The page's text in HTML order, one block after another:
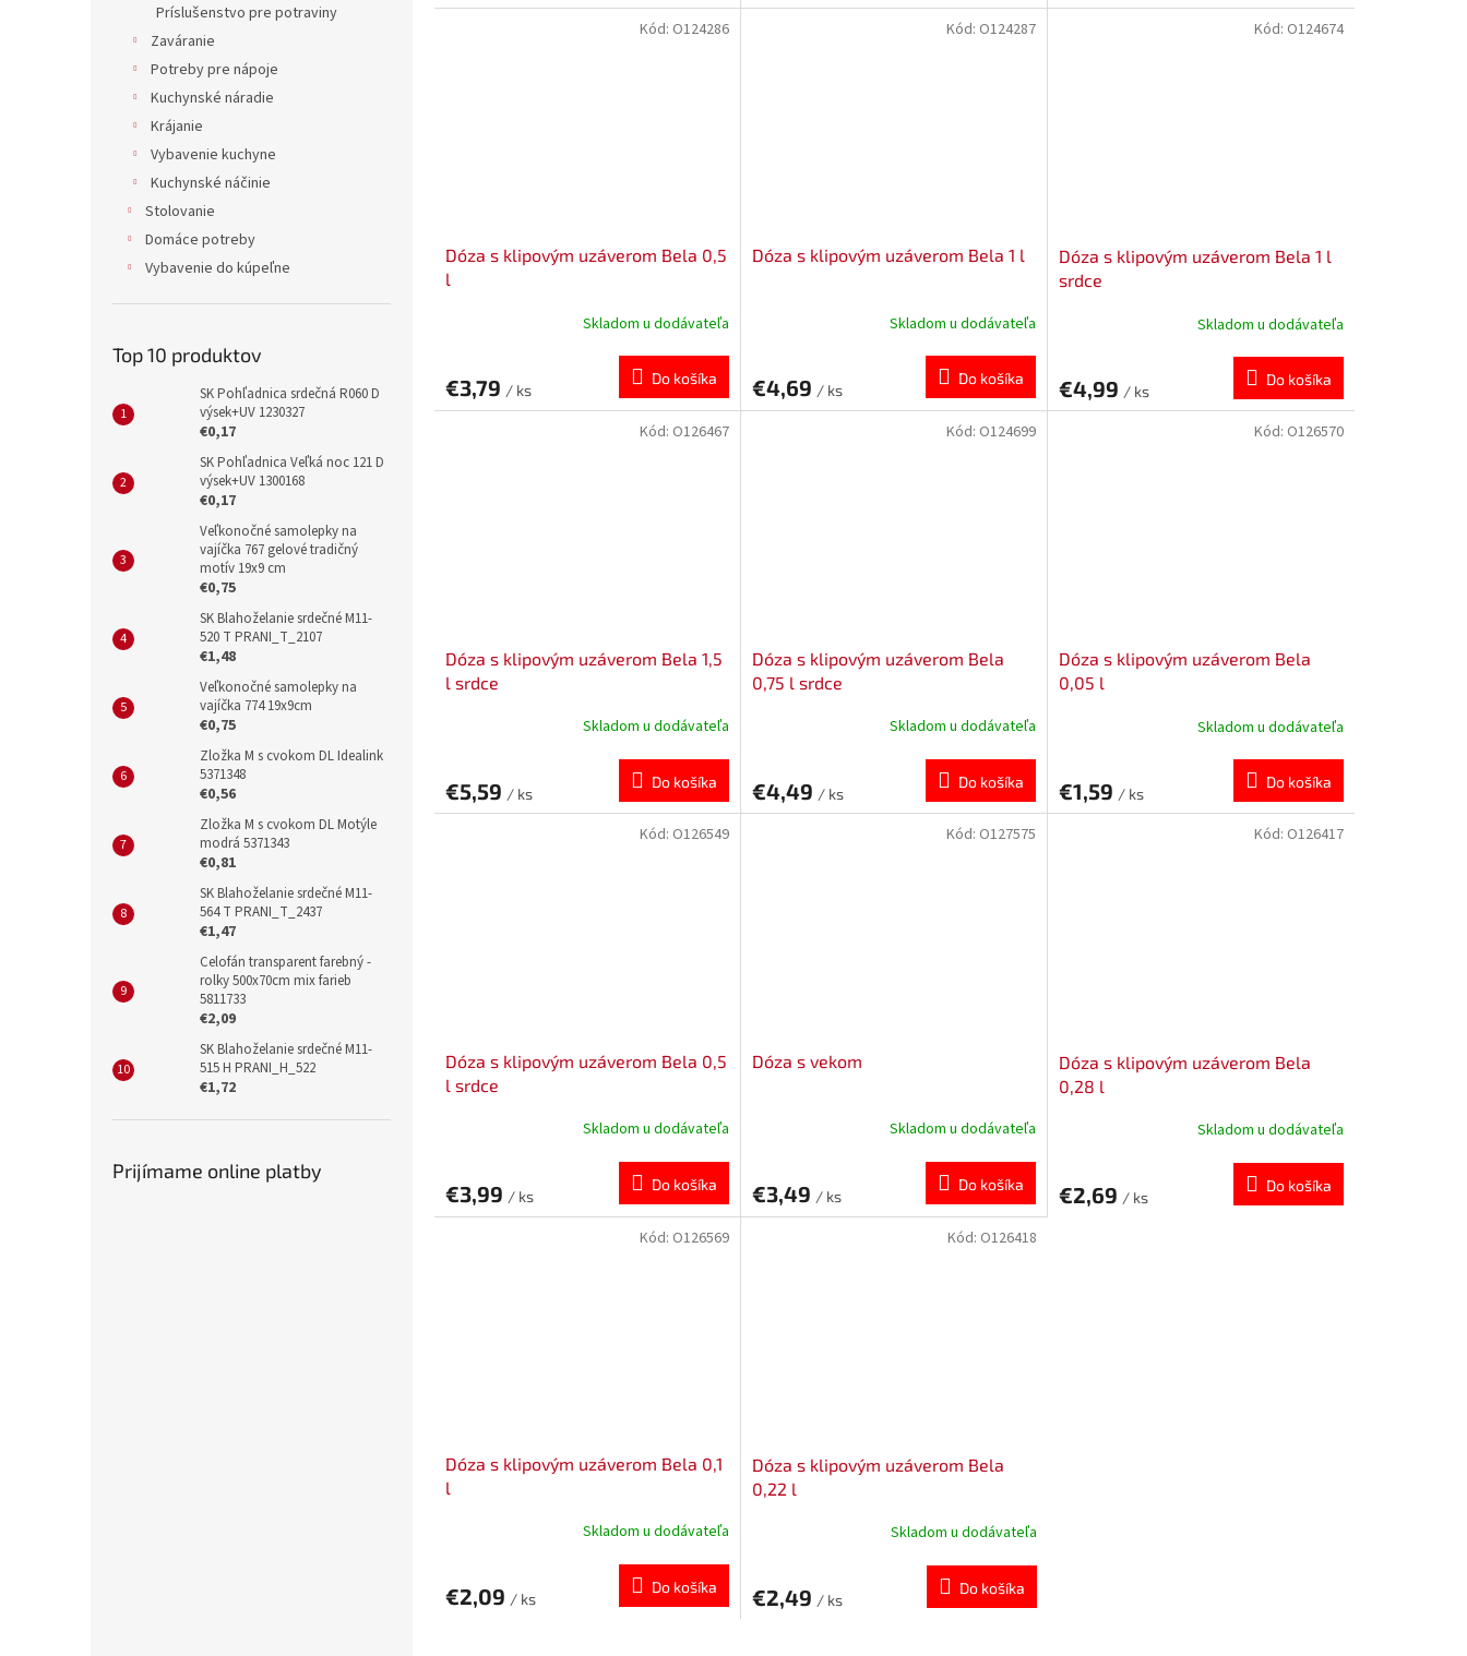
Príslušenstvo pre potraviny
Zaváranie
Potreby pre nápoje
Kuchynské náradie
Krájanie
Vybavenie kuchyne
Kuchynské náčinie
Stolovanie
Domáce potreby
Vybavenie do kúpeľne
Top 10 produktov
SK Pohľadnica srdečná R060 D
výsek+UV 1230327
€0,17
SK Pohľadnica Veľká noc 121 D
výsek+UV 1300168
€0,17
Veľkonočné samolepky na
vajíčka 767 gelové tradičný
motív 19x9 cm
€0,75
SK Blahoželanie srdečné M11-
520 T PRANI_T_2107
€1,48
Veľkonočné samolepky na
vajíčka 774 19x9cm
€0,75
Zložka M s cvokom DL Idealink
5371348
€0,56
Zložka M s cvokom DL Motýle
modrá 5371343
€0,81
SK Blahoželanie srdečné M11-
564 T PRANI_T_2437
€1,47
Celofán transparent farebný -
rolky 500x70cm mix farieb
5811733
€2,09
SK Blahoželanie srdečné M11-
515 H PRANI_H_522
€1,72
Prijímame online platby
Dóza s klipovým uzáverom Bela 0,5
l
Skladom u dodávateľa
€3,79 / ks
Do košíka
Kód: O124286
Dóza s klipovým uzáverom Bela 1 l
Skladom u dodávateľa
€4,69 / ks
Do košíka
Kód: O124287
Dóza s klipovým uzáverom Bela 1 l
srdce
Skladom u dodávateľa
€4,99 / ks
Do košíka
Kód: O124674
Dóza s klipovým uzáverom Bela 1,5
l srdce
Skladom u dodávateľa
€5,59 / ks
Do košíka
Kód: O126467
Dóza s klipovým uzáverom Bela
0,75 l srdce
Skladom u dodávateľa
€4,49 / ks
Do košíka
Kód: O124699
Dóza s klipovým uzáverom Bela
0,05 l
Skladom u dodávateľa
€1,59 / ks
Do košíka
Kód: O126570
Dóza s klipovým uzáverom Bela 0,5
l srdce
Skladom u dodávateľa
€3,99 / ks
Do košíka
Kód: O126549
Dóza s vekom
Skladom u dodávateľa
€3,49 / ks
Do košíka
Kód: O127575
Dóza s klipovým uzáverom Bela
0,28 l
Skladom u dodávateľa
€2,69 / ks
Do košíka
Kód: O126417
Dóza s klipovým uzáverom Bela 0,1
l
Skladom u dodávateľa
€2,09 / ks
Do košíka
Kód: O126569
Dóza s klipovým uzáverom Bela
0,22 l
Skladom u dodávateľa
€2,49 / ks
Do košíka
Kód: O126418